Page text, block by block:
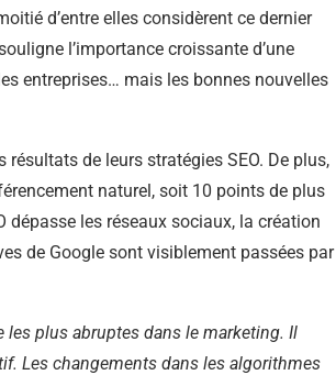
d’entre elles considèrent ce dernier
l’importance croissante d’une
entreprises… mais les bonnes nouvelles
de leurs stratégies SEO. De plus,
naturel, soit 10 points de plus
dépasse les réseaux sociaux, la création
de Google sont visiblement passées par
les plus abruptes dans le marketing. Il
Les changements dans les algorithmes